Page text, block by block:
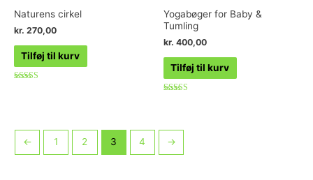
Naturens cirkel
kr. 270,00
Tilføj til kurv
Yogabøger for Baby &
Tumling
kr. 400,00
Tilføj til kurv
← 1 2 3 4 →